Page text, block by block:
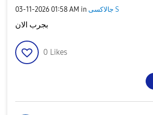
‎03-11-2026 01:58 AM in جالاكسى S
بجرب الان
0 Likes